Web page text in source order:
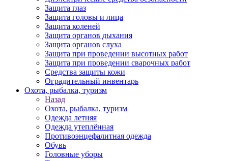
Защита глаз
Защита головы и лица
Защита коленей
Защита органов дыхания
Защита органов слуха
Защита при проведении высотных работ
Защита при проведении сварочных работ
Средства защиты кожи
Оградительный инвентарь
Охота, рыбалка, туризм
Назад
Охота, рыбалка, туризм
Одежда летняя
Одежда утеплённая
Противоэнцефалитная одежда
Обувь
Головные уборы